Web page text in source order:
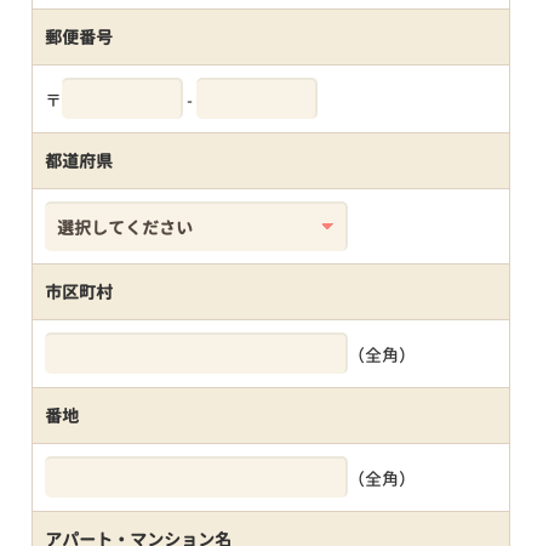
郵便番号
〒 -
都道府県
市区町村
（全角）
番地
（全角）
アパート・マンション名